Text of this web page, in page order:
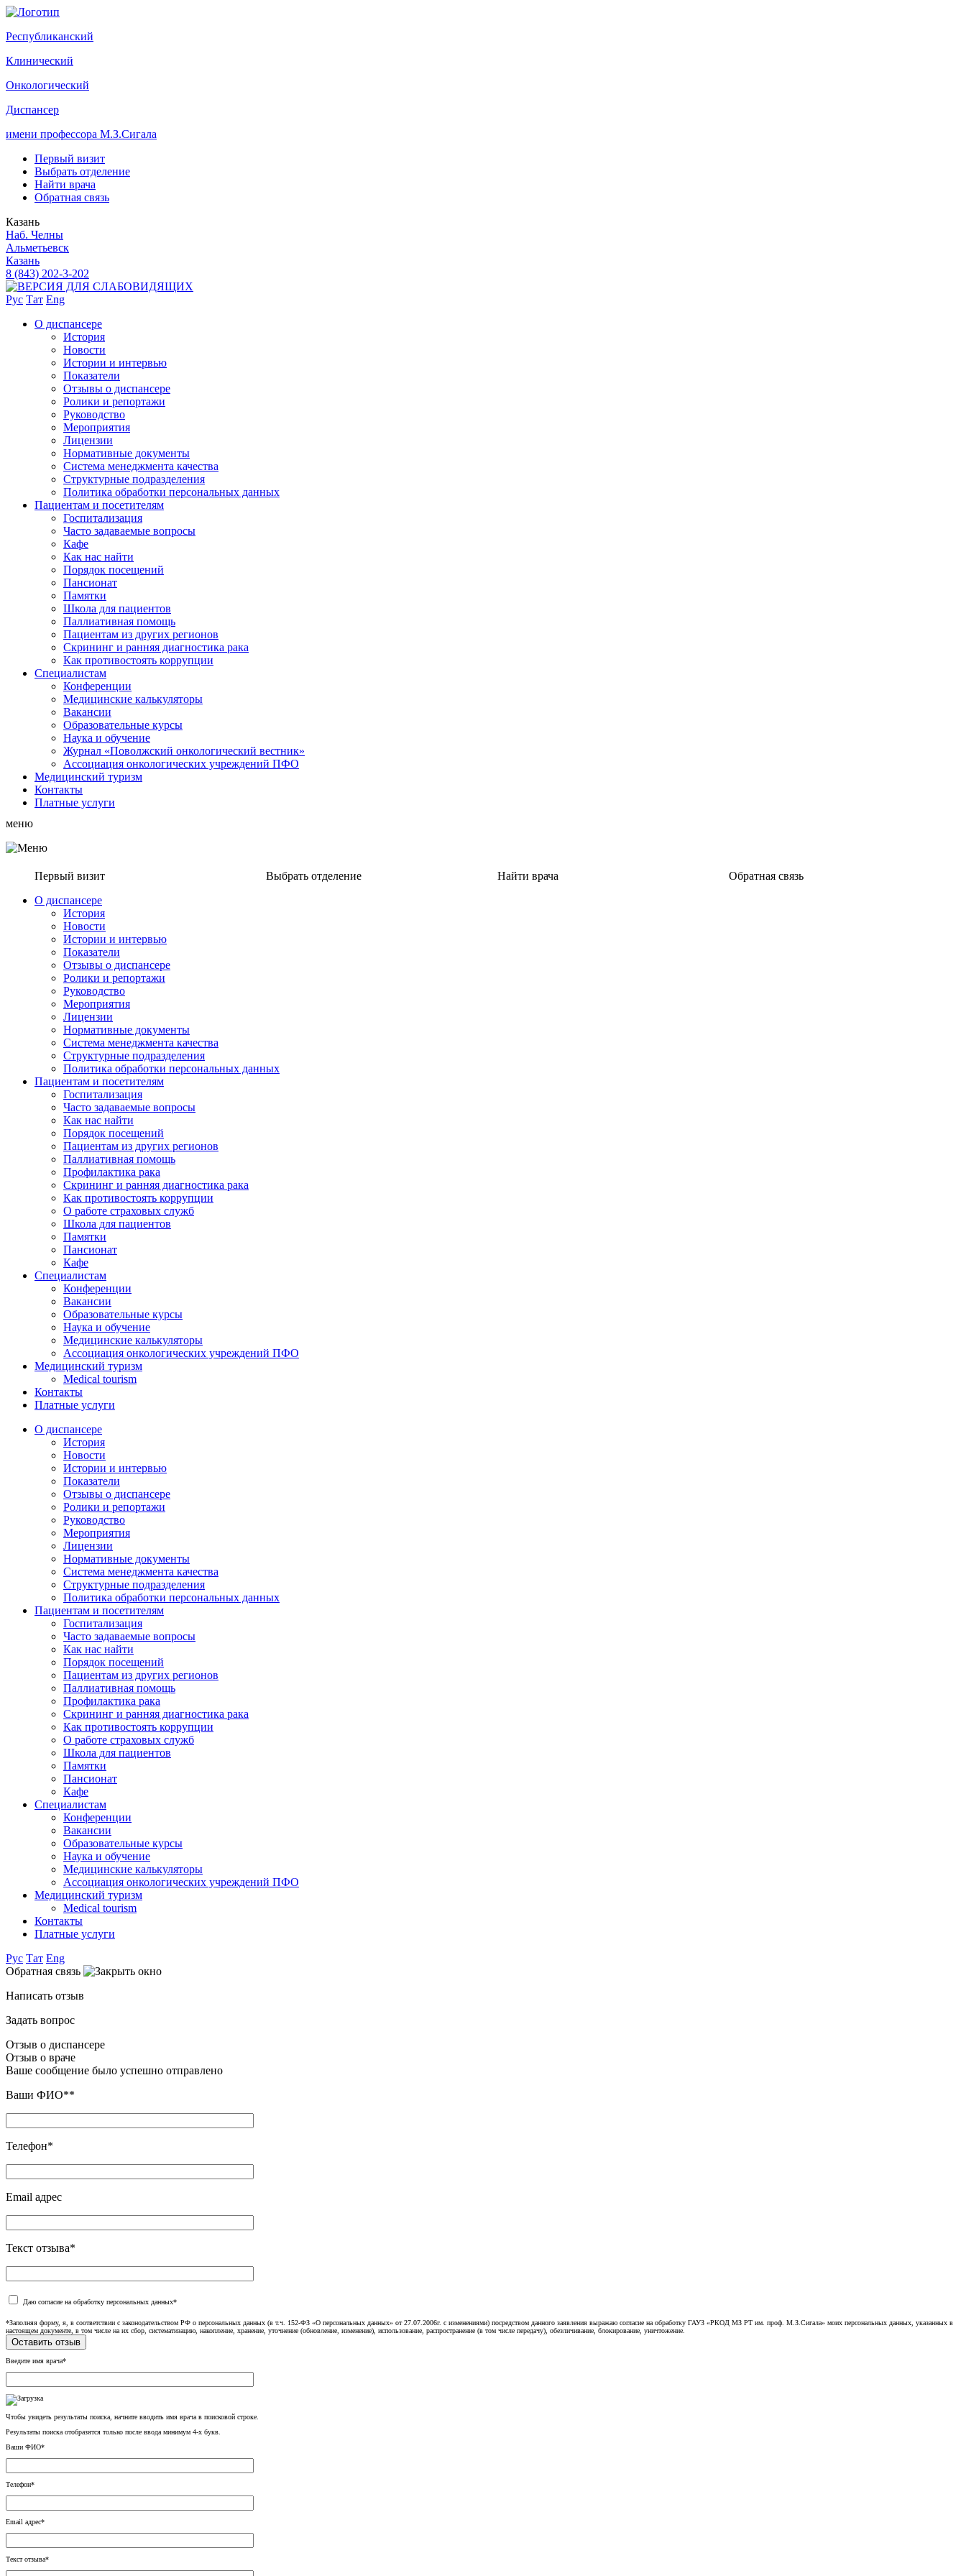
Республиканский
Клинический
Онкологический
Диспансер
имени профессора М.З.Сигала
Первый визит
Выбрать отделение
Найти врача
Обратная связь
Казань
Наб. Челны
Альметьевск
Казань
8 (843) 202-3-202
Рус Тат Eng
О диспансере
История
Новости
Истории и интервью
Показатели
Отзывы о диспансере
Ролики и репортажи
Руководство
Мероприятия
Лицензии
Нормативные документы
Система менеджмента качества
Структурные подразделения
Политика обработки персональных данных
Пациентам и посетителям
Госпитализация
Часто задаваемые вопросы
Кафе
Как нас найти
Порядок посещений
Пансионат
Памятки
Школа для пациентов
Паллиативная помощь
Пациентам из других регионов
Скрининг и ранняя диагностика рака
Как противостоять коррупции
Специалистам
Конференции
Медицинские калькуляторы
Вакансии
Образовательные курсы
Наука и обучение
Журнал «Поволжский онкологический вестник»
Ассоциация oнкологических учреждений ПФО
Медицинский туризм
Контакты
Платные услуги
меню
Первый визит Выбрать отделение Найти врача
Обратная связь
О диспансере
История
Новости
Истории и интервью
Показатели
Отзывы о диспансере
Ролики и репортажи
Руководство
Мероприятия
Лицензии
Нормативные документы
Система менеджмента качества
Структурные подразделения
Политика обработки персональных данных
Пациентам и посетителям
Госпитализация
Часто задаваемые вопросы
Как нас найти
Порядок посещений
Пациентам из других регионов
Паллиативная помощь
Профилактика рака
Скрининг и ранняя диагностика рака
Как противостоять коррупции
О работе страховых служб
Школа для пациентов
Памятки
Пансионат
Кафе
Специалистам
Конференции
Вакансии
Образовательные курсы
Наука и обучение
Медицинские калькуляторы
Ассоциация oнкологических учреждений ПФО
Медицинский туризм
Medical tourism
Контакты
Платные услуги
О диспансере
История
Новости
Истории и интервью
Показатели
Отзывы о диспансере
Ролики и репортажи
Руководство
Мероприятия
Лицензии
Нормативные документы
Система менеджмента качества
Структурные подразделения
Политика обработки персональных данных
Пациентам и посетителям
Госпитализация
Часто задаваемые вопросы
Как нас найти
Порядок посещений
Пациентам из других регионов
Паллиативная помощь
Профилактика рака
Скрининг и ранняя диагностика рака
Как противостоять коррупции
О работе страховых служб
Школа для пациентов
Памятки
Пансионат
Кафе
Специалистам
Конференции
Вакансии
Образовательные курсы
Наука и обучение
Медицинские калькуляторы
Ассоциация oнкологических учреждений ПФО
Медицинский туризм
Medical tourism
Контакты
Платные услуги
Рус Тат Eng
Обратная связь
Написать отзыв
Задать вопрос
Отзыв о диспансере
Отзыв о враче
Ваше сообщение было успешно отправлено
Ваши ФИО**
Телефон*
Email адрес
Текст отзыва*
Даю согласие на обработку персональных данных*
*Заполняя форму, я, в соответствии с законодательством РФ о персональных данных (в т.ч. 152-ФЗ «О персональных данных» от 27.07.2006г. с изменениями) посредством данного заявления выражаю согласие на обработку ГАУЗ «РКОД МЗ РТ им. проф. М.З.Сигала» моих персональных данных, указанных в
настоящем документе, в том числе на их сбор, систематизацию, накопление, хранение, уточнение (обновление, изменение), использование, распространение (в том числе передачу), обезличивание, блокирование, уничтожение.
Введите имя врача*
Чтобы увидеть результаты поиска, начните вводить имя врача в поисковой строке.
Результаты поиска отобразятся только после ввода минимум 4-х букв.
Ваши ФИО*
Телефон*
Email адрес*
Текст отзыва*